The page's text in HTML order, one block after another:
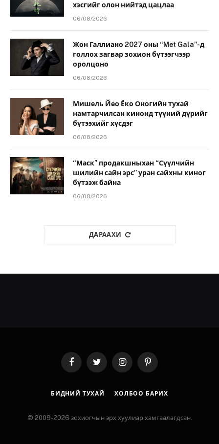
хэсгийг олон нийтэд цацлаа
06/08/2026
Жон Галлиано 2027 оны “Met Gala”-д
голлох загвар зохион бүтээгчээр
оролцоно
06/08/2026
Мишель Йео Ёко Оногийн тухай
намтарчилсан кинонд түүний дүрийг
бүтээхийг хүсдэг
06/08/2026
“Маск” продакшныхан “Сүүлчийн
шилийн сайн эрс” уран сайхны киног
бүтээж байна
06/08/2026
ДАРААХИ
FacebookTwitter InstagramPinterest
БИДНИЙ ТУХАЙ ХОЛБОО БАРИХ
© 2009-2026 зохиогчын эрх хуулиар хамгаалагдсан.